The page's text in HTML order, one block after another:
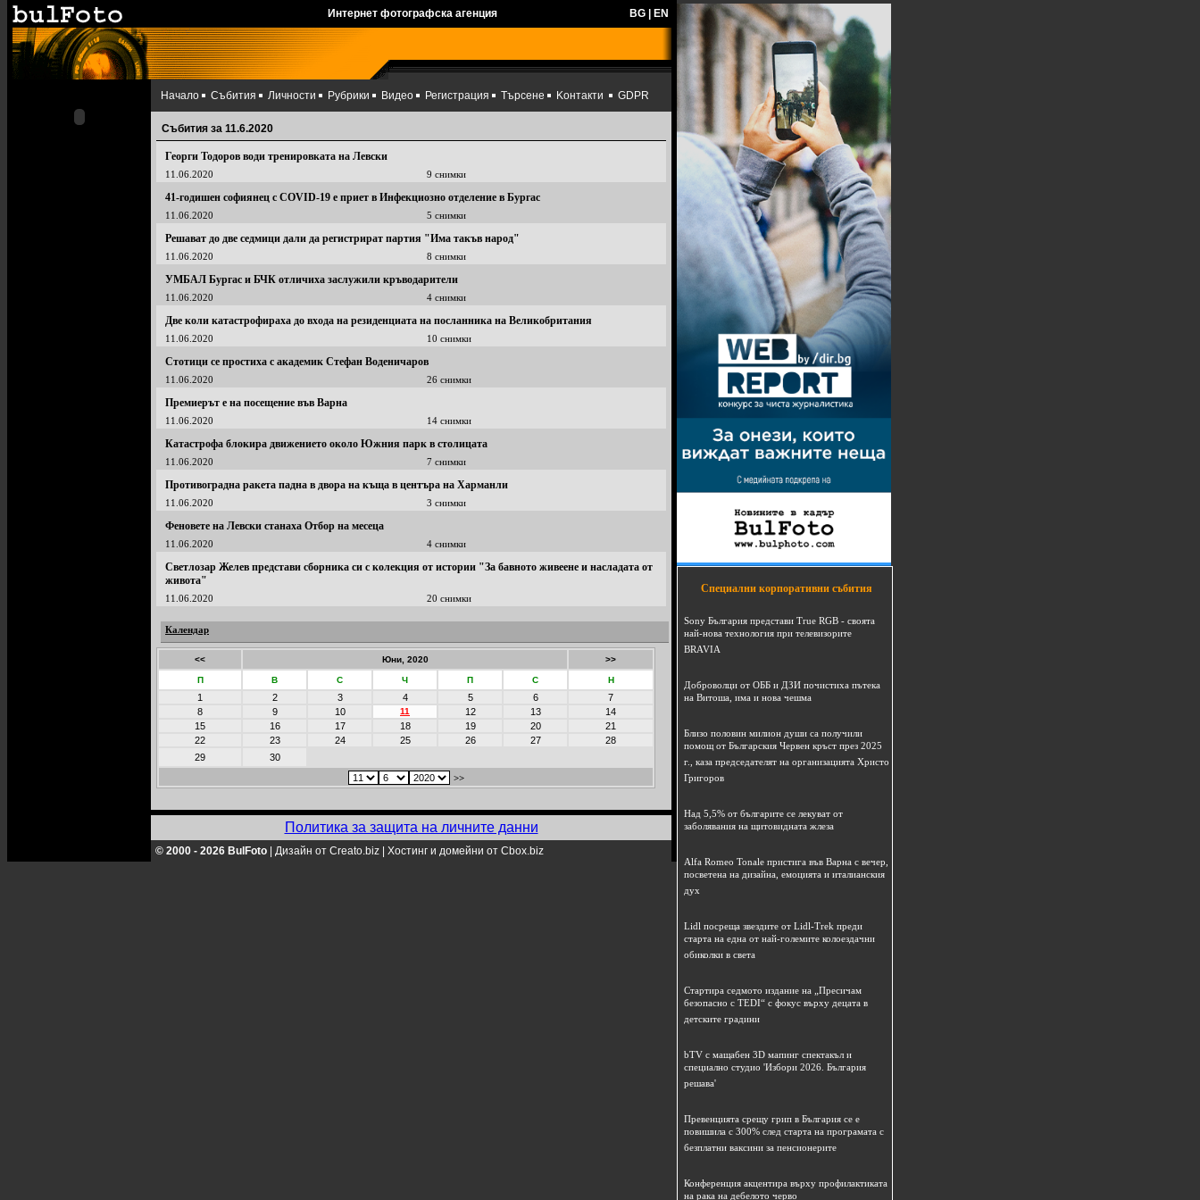
Интернет фотографска агенция BG EN
Начало Събития Личности Рубрики Видео Регистрация Търсене Kонтакти GDPR
Събития за 11.6.2020
Георги Тодоров води тренировката на Левски
11.06.2020 9 снимки
41-годишен софиянец с COVID-19 е приет в Инфекциозно отделение в Бургас
11.06.2020 5 снимки
Решават до две седмици дали да регистрират партия "Има такъв народ"
11.06.2020 8 снимки
УМБАЛ Бургас и БЧК отличиха заслужили кръводарители
11.06.2020 4 снимки
Две коли катастрофираха до входа на резиденциата на посланника на Великобритания
11.06.2020 10 снимки
Стотици се простиха с академик Стефан Воденичаров
11.06.2020 26 снимки
Премиерът е на посещение във Варна
11.06.2020 14 снимки
Катастрофа блокира движението около Южния парк в столицата
11.06.2020 7 снимки
Противоградна ракета падна в двора на къща в центъра на Харманли
11.06.2020 3 снимки
Феновете на Левски станаха Отбор на месеца
11.06.2020 4 снимки
Светлозар Желев представи сборника си с колекция от истории "За бавното живеене и насладата от
живота"
11.06.2020 20 снимки
Календар
<< Юни, 2020 >>
П В С Ч П С Н
1 2 3 4 5 6
7
8
9 10 11 12 13
14
15
16 17 18 19 20
21
22
23 24 25 26 27
28
29
30
>>
Политика за защита на личните данни
© 2000 - 2026 BulFoto Дизайн от Creato.biz Хостинг и домейни от Cbox.biz
Специални корпоративни събития
Sony България представи True RGB - своята
най-нова технология при телевизорите
BRAVIA
Доброволци от ОББ и ДЗИ почистиха пътека
на Витоша, има и нова чешма
Близо половин милион души са получили
помощ от Българския Червен кръст през 2025
г., каза председателят на организацията Христо
Григоров
Над 5,5% от българите се лекуват от
заболявания на щитовидната жлеза
Alfa Romeo Tonale пристига във Варна с вечер,
посветена на дизайна, емоцията и италианския
дух
Lidl посреща звездите от Lidl-Trek преди
старта на една от най-големите колоездачни
обиколки в света
Стартира седмото издание на „Пресичам
безопасно с TEDI“ с фокус върху децата в
детските градини
bTV с мащабен 3D мапинг спектакъл и
специално студио 'Избори 2026. България
решава'
Превенцията срещу грип в България се е
повишила с 300% след старта на програмата с
безплатни ваксини за пенсионерите
Конференция акцентира върху профилактиката